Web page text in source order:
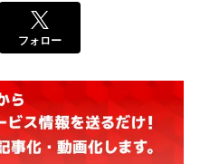
フォロー